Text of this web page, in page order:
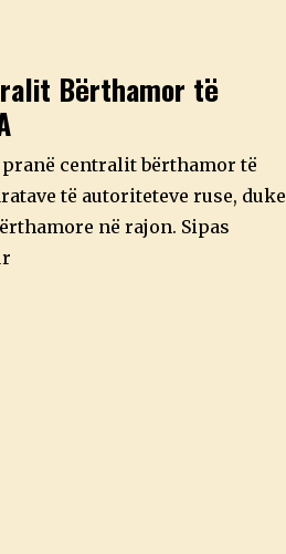
Bërthamor të
centralit bërthamor të
të autoriteteve ruse, duke
në rajon. Sipas